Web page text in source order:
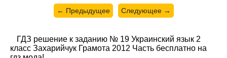
← Предыдущее Следующее →
ГДЗ решение к заданию № 19 Украинский язык 2
класс Захарийчук Грамота 2012 Часть бесплатно на